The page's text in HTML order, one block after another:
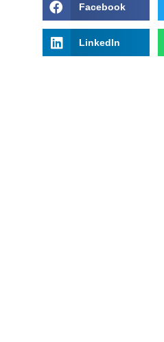
Facebook
LinkedIn